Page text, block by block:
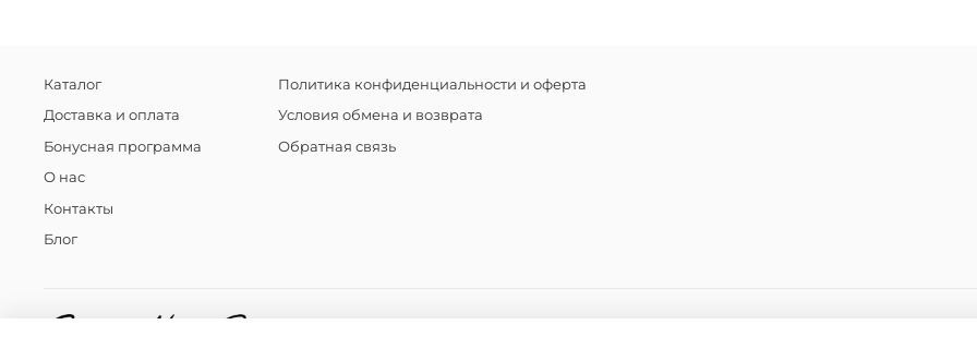
Water,
Laurate,
Alkyl
Coptis
10
Protein,
Каталог
Доставка и оплата
Бонусная программа
О нас
Контакты
Блог
Политика конфиденциальности и оферта
Условия обмена и возврата
Обратная связь